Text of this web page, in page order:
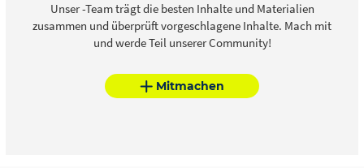
Unser -Team trägt die besten Inhalte und Materialien
zusammen und überprüft vorgeschlagene Inhalte. Mach mit
und werde Teil unserer Community!
Mitmachen